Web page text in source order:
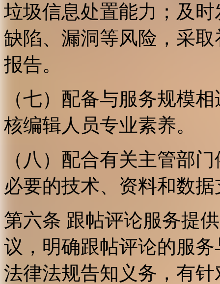
垃圾信息处置能力；及
缺陷、漏洞等风险，采
报告。
（七）配备与服务规模
核编辑人员专业素养。
（八）配合有关主管部
必要的技术、资料和数
第六条 跟帖评论服务提
议，明确跟帖评论的服
法律法规告知义务，有